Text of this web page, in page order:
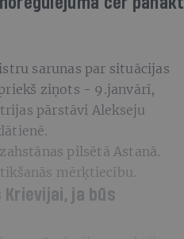
sarunas par situācijas
ziņots - 9.janvārī,
pārstāvi Alekseju
pilsētā Astanā.
mērķtiecību.
ja būs